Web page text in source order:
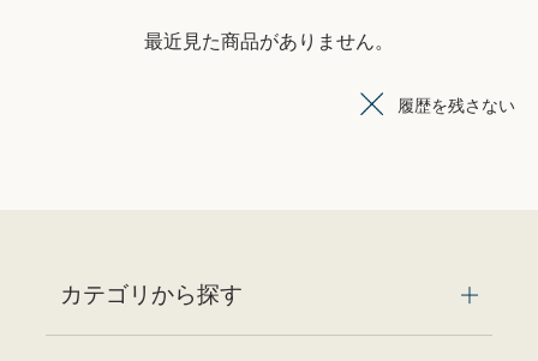
最近見た商品がありません。
履歴を残さない
カテゴリから探す